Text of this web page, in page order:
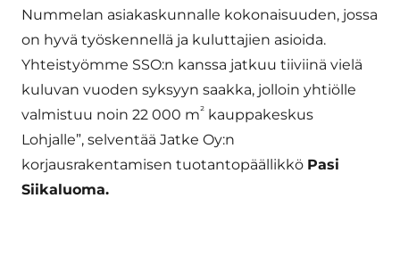
Nummelan asiakaskunnalle kokonaisuuden, jossa
on hyvä työskennellä ja kuluttajien asioida.
Yhteistyömme SSO:n kanssa jatkuu tiiviinä vielä
kuluvan vuoden syksyyn saakka, jolloin yhtiölle
valmistuu noin 22 000 m² kauppakeskus
Lohjalle”, selventää Jatke Oy:n
korjausrakentamisen tuotantopäällikkö Pasi
Siikaluoma.